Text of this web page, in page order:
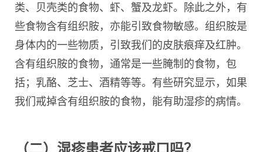
类、贝壳类的食物、虾、蟹及龙虾。除此之外，有
些食物含有组织胺，亦能引致食物敏感。组织胺是
身体内的一些物质，引致我们的皮肤痕痒及红肿。
含有组织胺的食物，通常是一些腌制的食物，包
括；乳酪、芝士、酒精等等。有些研究显示，如果
我们戒掉含有组织胺的食物，能有助湿疹的病情。
（二）湿疹患者应该戒口吗？